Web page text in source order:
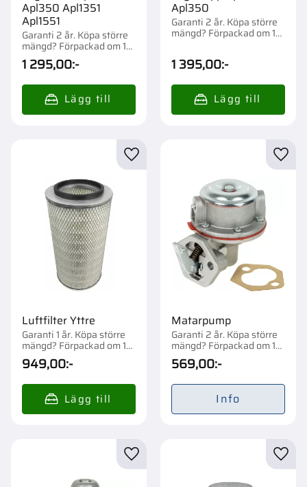
Apl350 Apl1351
Apl1551
Garanti 2 år. Köpa större
mängd? Förpackad om 1
st.
1 295,00:-
Apl350
Garanti 2 år. Köpa större
mängd? Förpackad om 1
1 395,00:-
Luftfilter Yttre
Garanti 1 år. Köpa större
mängd? Förpackad om 1
st.
949,00:-
Lägg till i favoriter
Matarpump
Garanti 2 år. Köpa större
mängd? Förpackad om 1
st.
569,00:-
Info
Lägg till i favoriter